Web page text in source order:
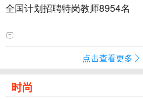
全国计划招聘特岗教师8954名
点击查看更多
时尚